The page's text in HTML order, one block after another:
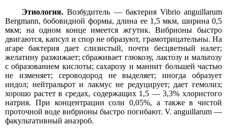
Этиология. Возбудитель — бактерия Vibrio anguillarum
Bergmann, бобовидной формы, длина ее 1,5 мкм, ширина 0,5
мкм; на одном конце имеется жгутик. Вибрионы быстро
двигаются, капсул и спор не образуют, грамотрицательны. На
агаре бактерия дает слизистый, почти бесцветный налет;
желатину разжижает; сбраживает глюкозу, лактозу и мальтозу
с образованием кислоты; сахарозу и маннит большей частью
не изменяет; сероводород не выделяет; иногда образует
индол; нейтральрот и лакмус не редуцирует; дает гемолиз;
хорошо растет в средах, содержащих 1,5 — 3,3% хлористого
натрия. При концентрации соли 0,05%, а также в чистой
проточной воде вибрионы быстро погибают. V. anguillarum —
факультативный анаэроб.